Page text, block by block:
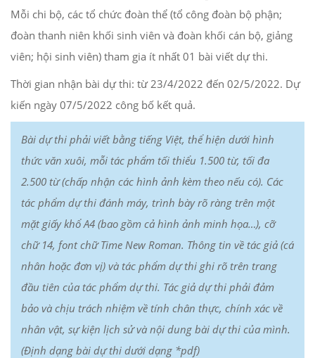
Mỗi chi bộ, các tổ chức đoàn thể (tổ công đoàn bộ phận;
đoàn thanh niên khối sinh viên và đoàn khối cán bộ, giảng
viên; hội sinh viên) tham gia ít nhất 01 bài viết dự thi.
Thời gian nhận bài dự thi: từ 23/4/2022 đến 02/5/2022. Dự
kiến ngày 07/5/2022 công bố kết quả.
Bài dự thi phải viết bằng tiếng Việt, thể hiện dưới hình
thức văn xuôi, mỗi tác phẩm tối thiểu 1.500 từ, tối đa
2.500 từ (chấp nhận các hình ảnh kèm theo nếu có). Các
tác phẩm dự thi đánh máy, trình bày rõ ràng trên một
mặt giấy khổ A4 (bao gồm cả hình ảnh minh họa…), cỡ
chữ 14, font chữ Time New Roman. Thông tin về tác giả (cá
nhân hoặc đơn vị) và tác phẩm dự thi ghi rõ trên trang
đầu tiên của tác phẩm dự thi. Tác giả dự thi phải đảm
bảo và chịu trách nhiệm về tính chân thực, chính xác về
nhân vật, sự kiện lịch sử và nội dung bài dự thi của mình.
(Định dạng bài dự thi dưới dạng *pdf)